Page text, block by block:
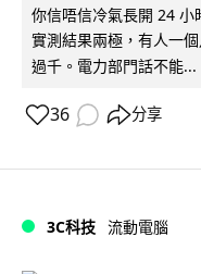
你信唔信冷氣長開 24 小
實測結果兩極，有人一
過千。電力部門話不能...
36 分享
3C科技 流動電腦